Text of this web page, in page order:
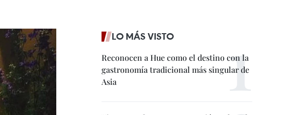
LO MÁS VISTO
Reconocen a Hue como el destino con la
gastronomía tradicional más singular de
Asia